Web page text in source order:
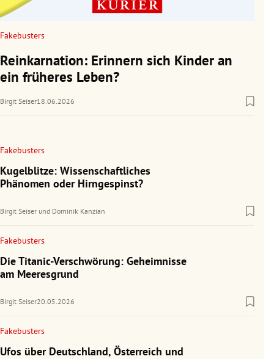
Fakebusters
Reinkarnation: Erinnern sich Kinder an
ein früheres Leben?
Birgit Seiser18.06.2026
Fakebusters
Kugelblitze: Wissenschaftliches
Phänomen oder Hirngespinst?
Birgit Seiser und Dominik Kanzian
Fakebusters
Die Titanic-Verschwörung: Geheimnisse
am Meeresgrund
Birgit Seiser20.05.2026
Fakebusters
Ufos über Deutschland, Österreich und